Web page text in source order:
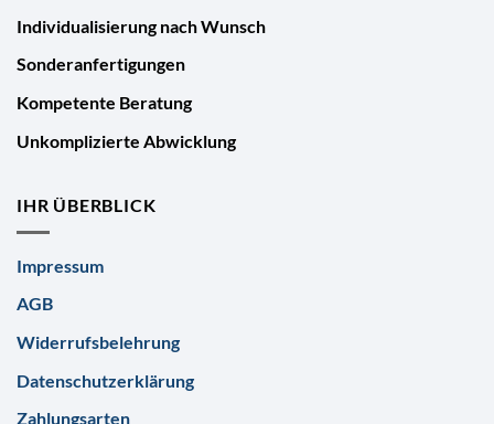
Individualisierung nach Wunsch
Sonderanfertigungen
Kompetente Beratung
Unkomplizierte Abwicklung
IHR ÜBERBLICK
Impressum
AGB
Widerrufsbelehrung
Datenschutzerklärung
Zahlungsarten